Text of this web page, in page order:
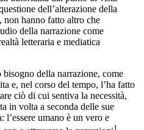
dell’alterazione della
non hanno fatto altro che
della narrazione come
letteraria e mediatica
bisogno della narrazione, come
e, nel corso del tempo, l’ha fatto
ciò di cui sentiva la necessità,
in volta a seconda delle sue
l’essere umano è un vero e
1